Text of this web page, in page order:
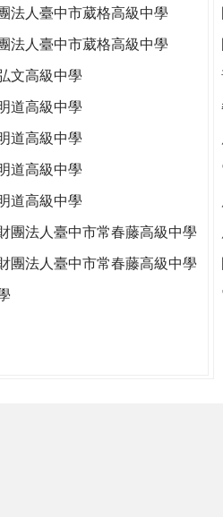
法人臺中市葳格高級中學
法人臺中市葳格高級中學
文高級中學
道高級中學
道高級中學
道高級中學
道高級中學
團法人臺中市常春藤高級中學
團法人臺中市常春藤高級中學